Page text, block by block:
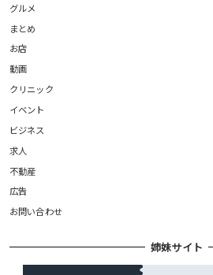
グルメ
まとめ
お店
動画
クリニック
イベント
ビジネス
求人
不動産
広告
お問い合わせ
姉妹サイト